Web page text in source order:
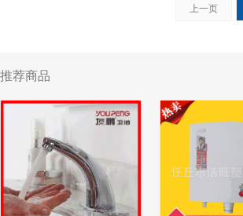
上一页
推荐商品